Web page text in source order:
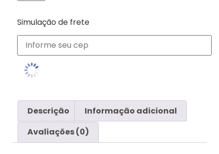
Simulação de frete
Descrição
Informação adicional
Avaliações (0)